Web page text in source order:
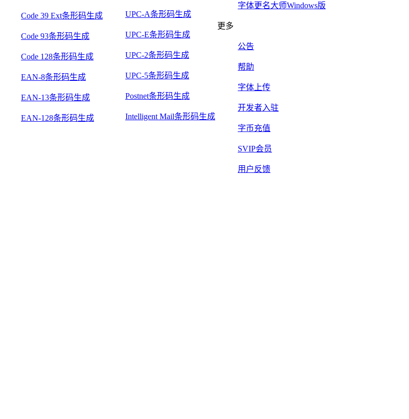
Code 39 Ext条形码生成
Code 93条形码生成
Code 128条形码生成
EAN-8条形码生成
EAN-13条形码生成
EAN-128条形码生成
UPC-A条形码生成
UPC-E条形码生成
UPC-2条形码生成
UPC-5条形码生成
Postnet条形码生成
Intelligent Mail条形码生成
字体更名大师Windows版
更多
公告
帮助
字体上传
开发者入驻
字币充值
SVIP会员
用户反馈